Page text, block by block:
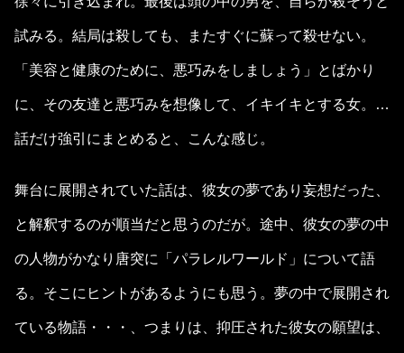
試みる。結局は殺しても、またすぐに蘇って殺せない。
「美容と健康のために、悪巧みをしましょう」とばかり
に、その友達と悪巧みを想像して、イキイキとする女。…
話だけ強引にまとめると、こんな感じ。
舞台に展開されていた話は、彼女の夢であり妄想だった、
と解釈するのが順当だと思うのだが。途中、彼女の夢の中
の人物がかなり唐突に「パラレルワールド」について語
る。そこにヒントがあるようにも思う。夢の中で展開され
ている物語・・・、つまりは、抑圧された彼女の願望は、